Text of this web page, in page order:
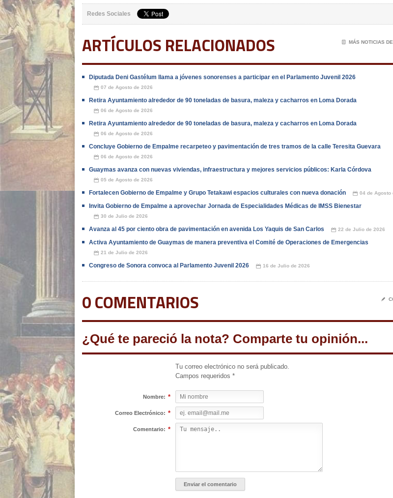
Redes Sociales
ARTÍCULOS RELACIONADOS 📄 MÁS NOTICIAS
Diputada Deni Gastélum llama a jóvenes sonorenses a participar en el Parlamento Juvenil 2026
📅 07 de Agosto de 2026
Retira Ayuntamiento alrededor de 90 toneladas de basura, maleza y cacharros en Loma Dorada
📅 06 de Agosto de 2026
Retira Ayuntamiento alrededor de 90 toneladas de basura, maleza y cacharros en Loma Dorada
📅 06 de Agosto de 2026
Concluye Gobierno de Empalme recarpeteo y pavimentación de tres tramos de la calle Teresita Guevara
📅 06 de Agosto de 2026
Guaymas avanza con nuevas viviendas, infraestructura y mejores servicios públicos: Karla Córdova
📅 05 de Agosto de 2026
Fortalecen Gobierno de Empalme y Grupo Tetakawi espacios culturales con nueva donación 📅 04 de Agosto
Invita Gobierno de Empalme a aprovechar Jornada de Especialidades Médicas de IMSS Bienestar
📅 30 de Julio de 2026
Avanza al 45 por ciento obra de pavimentación en avenida Los Yaquis de San Carlos 📅 22 de Julio de 2026
Activa Ayuntamiento de Guaymas de manera preventiva el Comité de Operaciones de Emergencias
📅 21 de Julio de 2026
Congreso de Sonora convoca al Parlamento Juvenil 2026 📅 16 de Julio de 2026
0 COMENTARIOS ✎
¿Qué te pareció la nota? Comparte tu opinión...
Tu correo electrónico no será publicado.
Campos requeridos *
Nombre: *
Correo Electrónico: *
Comentario: *